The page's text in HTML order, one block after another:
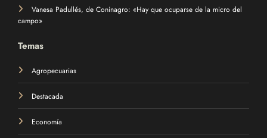
Vanesa Padullés, de Coninagro: «Hay que ocuparse de la micro del
campo»
Temas
Agropecuarias
Destacada
Economía